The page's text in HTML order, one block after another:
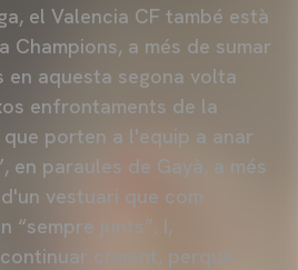
el Valencia CF també està
Champions, a més de sumar
en aquesta segona volta
enfrontaments de la
que porten a l'equip a anar
en paraules de Gayà, a més
vestuari que com
“sempre junts”. I,
creient, perquè